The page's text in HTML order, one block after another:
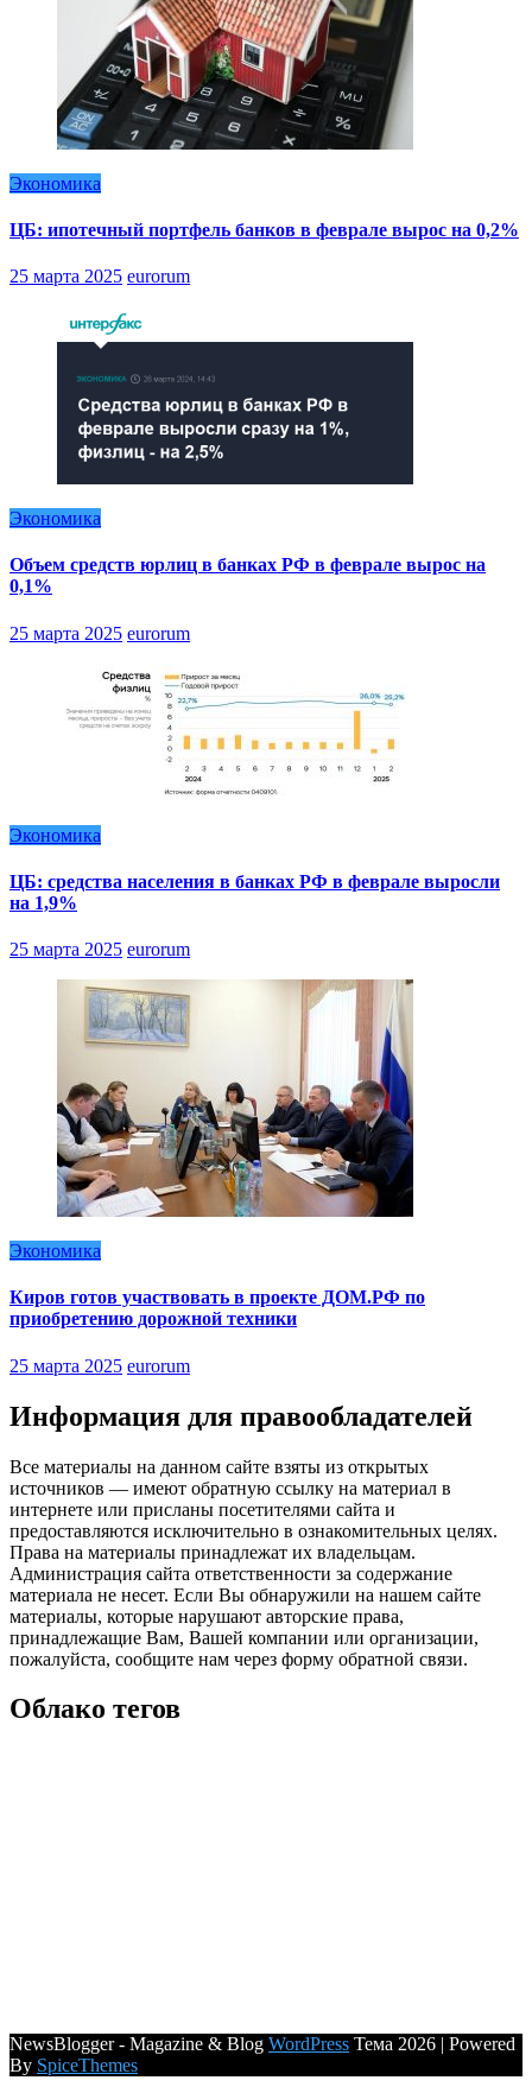
Экономика
ЦБ: ипотечный портфель банков в феврале вырос на 0,2%
25 марта 2025 eurorum
Экономика
Объем средств юрлиц в банках РФ в феврале вырос на
0,1%
25 марта 2025 eurorum
Экономика
ЦБ: средства населения в банках РФ в феврале выросли
на 1,9%
25 марта 2025 eurorum
Экономика
Киров готов участвовать в проекте ДОМ.РФ по
приобретению дорожной техники
25 марта 2025 eurorum
Информация для правообладателей
Все материалы на данном сайте взяты из открытых
источников — имеют обратную ссылку на материал в
интернете или присланы посетителями сайта и
предоставляются исключительно в ознакомительных целях.
Права на материалы принадлежат их владельцам.
Администрация сайта ответственности за содержание
материала не несет. Если Вы обнаружили на нашем сайте
материалы, которые нарушают авторские права,
принадлежащие Вам, Вашей компании или организации,
пожалуйста, сообщите нам через форму обратной связи.
Облако тегов
NewsBlogger - Magazine & Blog WordPress Тема 2026 | Powered
By SpiceThemes